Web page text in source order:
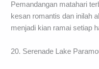
Pemandangan matahari
kesan romantis dan inilah
menjadi kian ramai setiap
20. Serenade Lake